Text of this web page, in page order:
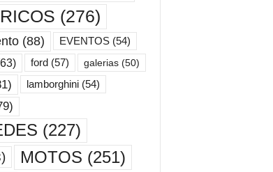
(276)
(88) EVENTOS(54)
ford(57) galerias(50)
lamborghini(54)
(227)
MOTOS (251)